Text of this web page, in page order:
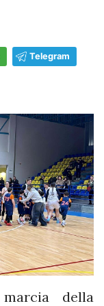
Telegram
della